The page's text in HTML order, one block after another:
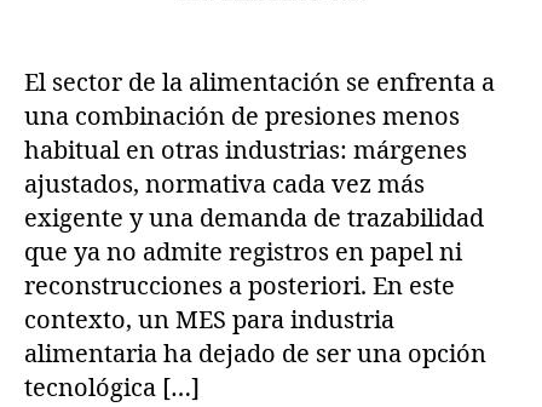
El sector de la alimentación se enfrenta a
una combinación de presiones menos
habitual en otras industrias: márgenes
ajustados, normativa cada vez más
exigente y una demanda de trazabilidad
que ya no admite registros en papel ni
reconstrucciones a posteriori. En este
contexto, un MES para industria
alimentaria ha dejado de ser una opción
tecnológica […]